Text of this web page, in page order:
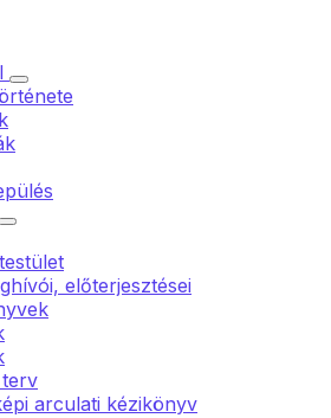
előterjesztései
terv
arculati kézikönyv